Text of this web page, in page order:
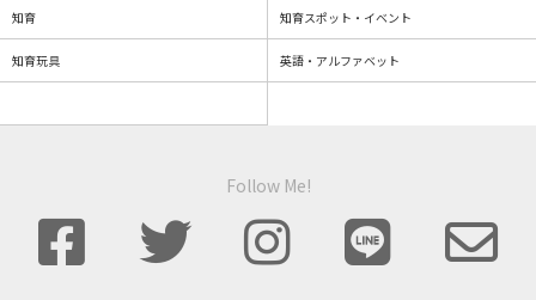
知育 知育スポット・イベント
知育玩具 英語・アルファベット
Follow Me!